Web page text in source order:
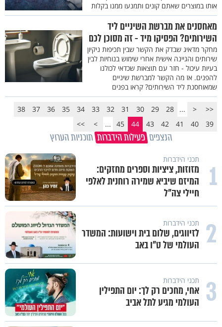
אותו במוצרים שאתם קונים ותמנעו ממנו בקלות
מאחסנים את מברשת השיניים ליד
השירותים? הפסיקו מיד - זה מסוכן לכם
מחקר מדאיג שבדק את הקשר שבין תכיפות ניקיון
שירותים והגיינה אישית אחרי שימוש בנוחיות לבין
בעיות עיכול - חזר עם תוצאות שכדאי לכולנו
להפנים. אז מה הקשר למברשת שיניים
שמאוחסנת ליד השירותים? קראו בפנים
<<
<
...
28
29
30
31
32
33
34
35
36
37
38
39
40
41
42
43
44
45
...
>
>>
הנצפים פעילות הידברות תוכניות הערוץ
1 תכני הידברות
מזוזות, ציציות וספרים מחזקים:
המיזם שיביא שמירה רוחנית לאלפי
חיילי צה"ל
2 תכני הידברות
לזיווגים, שלום בית וישועות: המשדר
העולמי של ט"ו באב
3 תכני הידברות
אחי, מחכים רק לך: יום התפילין
העולמי מגיע לתל אביב